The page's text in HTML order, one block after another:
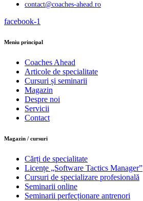
contact@coaches-ahead.ro
facebook-1
Meniu principal
Coaches Ahead
Articole de specialitate
Cursuri și seminarii
Magazin
Despre noi
Servicii
Contact
Magazin / cursuri
Cărți de specialitate
Licențe „Software Tactics Manager”
Cursuri de specializare profesională
Seminarii online
Seminarii perfecționare antrenori